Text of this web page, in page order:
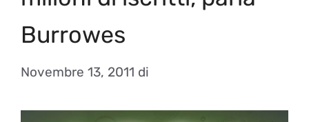
Burrowes
Novembre 13, 2011 di